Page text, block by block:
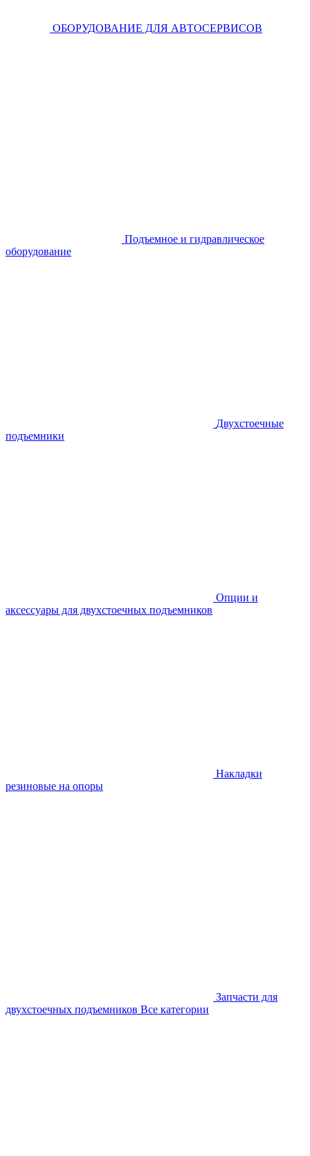
ОБОРУДОВАНИЕ ДЛЯ АВТОСЕРВИСОВ
Подъемное и гидравлическое
оборудование
Двухстоечные
подъемники
Опции и
аксессуары для двухстоечных подъемников
Накладки
резиновые на опоры
Запчасти для
двухстоечных подъемников Все категории